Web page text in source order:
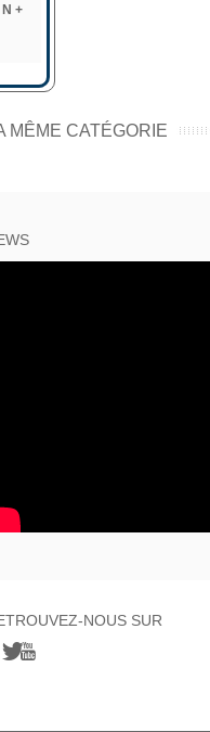
+
MÊME CATÉGORIE
NOUS SUR